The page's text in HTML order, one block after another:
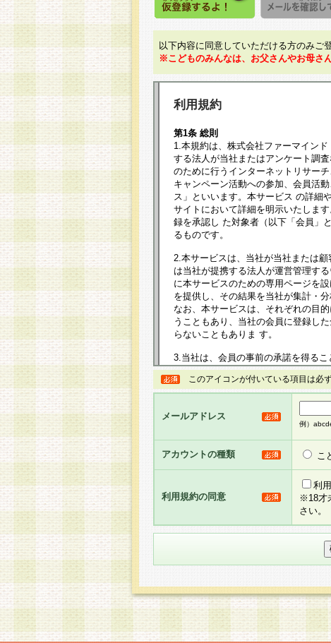
以下内容に同意していただける方のみご
※こどものみんなは、お父さんやお母さ
利用規約
第1条 総則
1.本規約は、株式会社ファーマイン
する法人が当社またはアンケート調
のために行うインターネットリサー
キャンペーン活動への参加、会員活
ス」といいます。本サービス の詳細
サイトにおいて詳細を明示いたしま
録を承認し た対象者（以下「会員」
るものです。
2.本サービスは、当社が当社または
は当社が提携する法人が運営管理す
に本サービスのための専用ページを
を提供し、その結果を当社が集計・
なお、本サービスは、それぞれの目
うこともあり、当社の会員に登録し
らないこともありま す。
3.当社は、会員の事前の承諾を得る
規約を任意に制定、変更または修正
は、本規約においては本サイトに掲
して告知の案内を配信または本サイ
るものとします。
5.当社がお聞きする個人情報は、す
のと考えております。従って、会員
合には、当社はその個人情報をお預
社の取扱商品やサービス等をご利用
い。
6.当社は、お客様から当社が保有し
められた場合には、ご本人様である
せ先となります。
第2条 会員の資格
1.会員とは、本規約等を承諾のうえ
このアイコンが付いている項目は必
メールアドレス
例）
アカウントの種類 こ
利用規約の同意
利
※18才
さい。